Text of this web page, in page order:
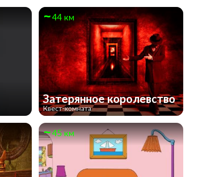
44 км
Затерянное королевство
Квест-комната
45 км